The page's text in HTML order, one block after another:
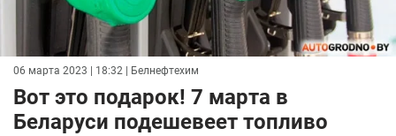
06 марта 2023 | 18:32 | Белнефтехим
Вот это подарок! 7 марта в
Беларуси подешевеет топливо